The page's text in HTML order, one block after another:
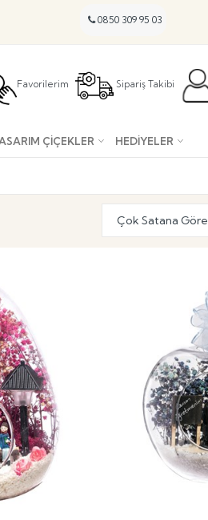
0850 309 95 03
Favorilerim Sipariş Takibi
ÇIÇEKLER HEDIYELER
Çok Satana Göre